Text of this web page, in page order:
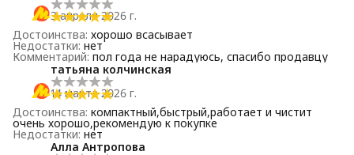
3 апреля 2026 г.
Достоинства: хорошо всасывает
Недостатки: нет
Комментарий: пол года не нарадуюсь, спасибо продавцу
татьяна колчинская
14 марта 2026 г.
Достоинства: компактный,быстрый,работает и чистит
очень хорошо,рекомендую к покупке
Недостатки: нет
Алла Антропова